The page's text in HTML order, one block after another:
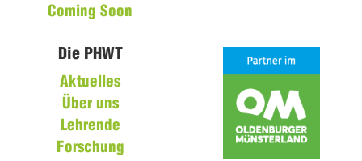
Coming Soon
Die PHWT
Aktuelles
Über uns
Lehrende
Forschung